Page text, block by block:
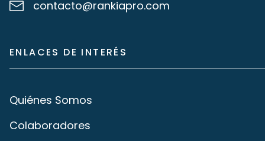
contacto@rankiapro.com
ENLACES DE INTERÉS
Quiénes Somos
Colaboradores